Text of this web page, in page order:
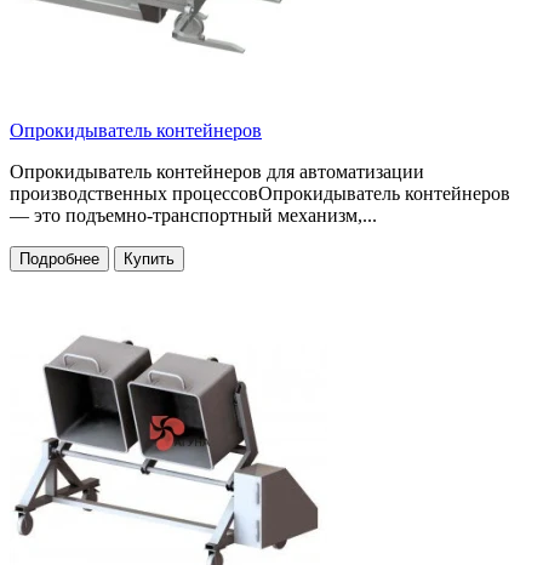
Опрокидыватель контейнеров
Опрокидыватель контейнеров для автоматизации
производственных процессовОпрокидыватель контейнеров
— это подъемно-транспортный механизм,...
Подробнее Купить